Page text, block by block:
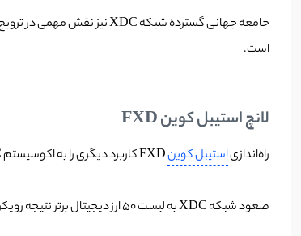
است.
لانچ استیبل کوین FXD
راه‌اندازیاستیبل کوین
صعود شبکه XDC به لیست 50 ارز دیجیتال برتر نتیجه رویکرد متمرکز آن بر تجارت بین المللی، مشارکت های استراتژیک، ویژگی انطباق پذیری، اکوسیستمی قوی از توسعه دهندگان و معرفی استیبل کوین FXD است.